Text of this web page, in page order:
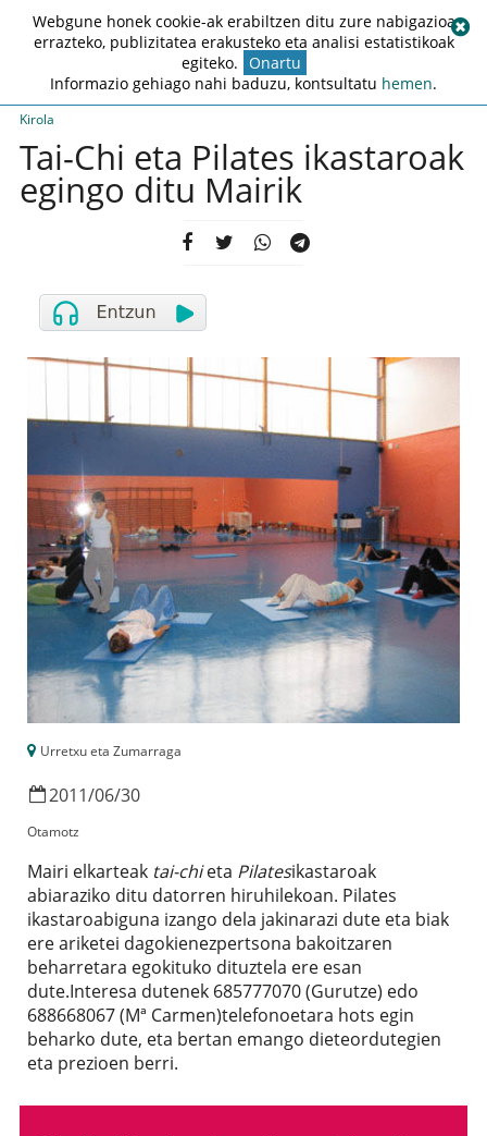
Kirola
Tai-Chi eta Pilates ikastaroak
egingo ditu Mairik
Urretxu eta Zumarraga
2011/06/30
Otamotz
Mairi elkarteak tai-chieta Pilatesikastaroak
abiaraziko ditu datorren hiruhilekoan. Pilates
ikastaroabiguna izango dela jakinarazi dute eta biak
ere ariketei dagokienezpertsona bakoitzaren
beharretara egokituko dituztela ere esan
dute.Interesa dutenek 685777070 (Gurutze) edo
688668067 (Mª Carmen)telefonoetara hots egin
beharko dute, eta bertan emango dieteordutegien
eta prezioen berri.
Webgune honek cookie-ak erabiltzen ditu zure nabigazioa
errazteko, publizitatea erakusteko eta analisi estatistikoak
egiteko. Onartu
Informazio gehiago nahi baduzu, kontsultatu hemen.